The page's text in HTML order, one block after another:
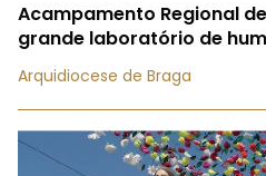
Acampamento Regional
grande laboratório de
Arquidiocese de Braga